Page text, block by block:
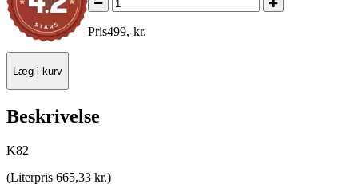
Pris499,-kr.
Læg i kurv
Beskrivelse
K82
(Literpris 665,33 kr.)